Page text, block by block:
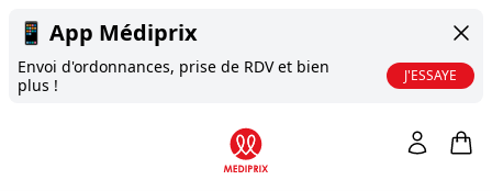
📱 App Médiprix
Envoi d'ordonnances, prise de RDV et bien
plus !
J'ESSAYE